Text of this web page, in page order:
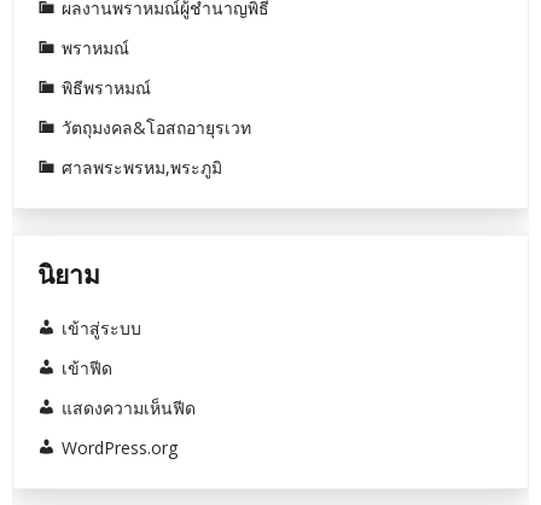
ผลงานพราหมณ์ผู้ชำนาญพิธี
พราหมณ์
พิธีพราหมณ์
วัตถุมงคล&โอสถอายุรเวท
ศาลพระพรหม,พระภูมิ
นิยาม
เข้าสู่ระบบ
เข้าฟีด
แสดงความเห็นฟีด
WordPress.org